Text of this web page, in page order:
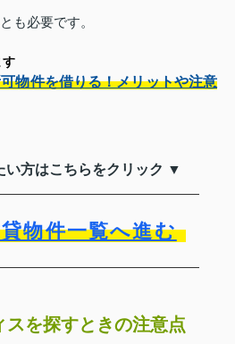
も必要です。
す
物件を借りる！メリットや注意
い方はこちらをクリック ▼
物件一覧へ進む
スを探すときの注意点